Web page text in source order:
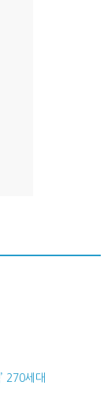
270세대